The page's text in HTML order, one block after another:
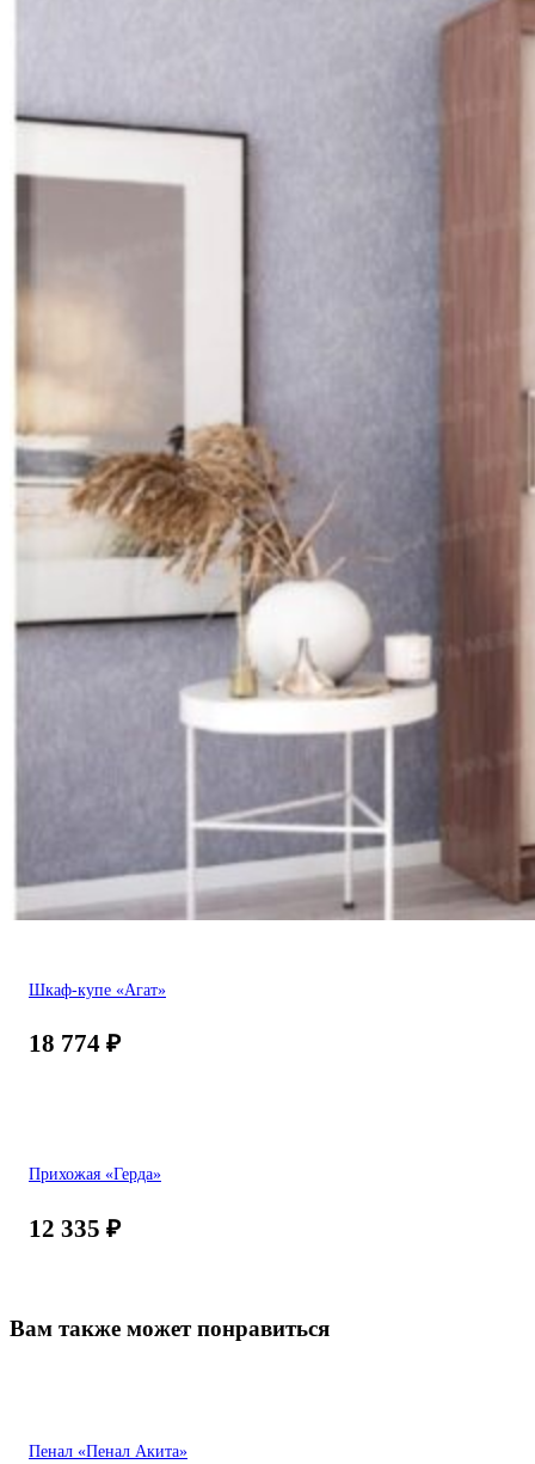
Шкаф-купе «Агат»
18 774 ₽
Прихожая «Герда»
12 335 ₽
Вам также может понравиться
Пенал «Пенал Акита»